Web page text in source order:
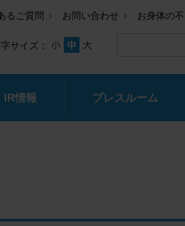
るご質問 お問い合わせ お身体の
サイズ：
IR情報 プレスルーム